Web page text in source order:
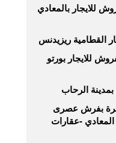
للايجار بالمعادي
القطامية ريزيدنس
للايجار بورتو
بمدينة الرحاب
بفرش عصرى
المعادي -عقارات